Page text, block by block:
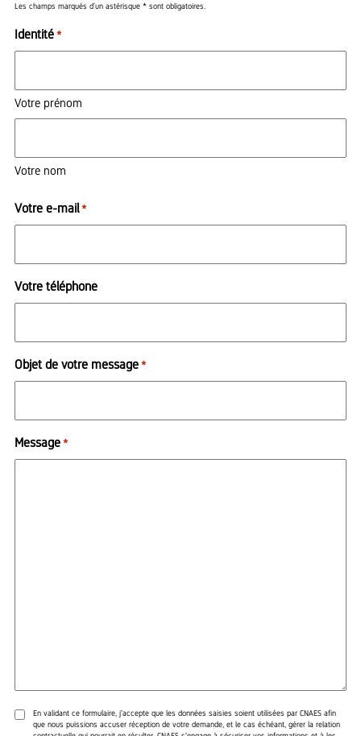
Les champs marqués d’un astérisque * sont obligatoires.
Identité *
Votre prénom
Votre nom
Votre e-mail *
Votre téléphone
Objet de votre message *
Message *
En validant ce formulaire, j'accepte que les données saisies soient utilisées par CNAES afin
que nous puissions accuser réception de votre demande, et le cas échéant, gérer la relation